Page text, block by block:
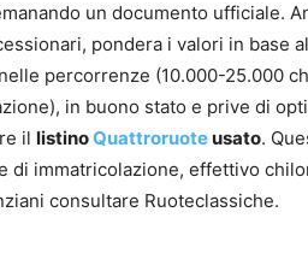
un documento ufficiale.
pondera i valori in base
percorrenze (10.000-25.000
in buono stato e prive di
il listinoQuattroruoteusato.
di immatricolazione, effettivo
consultare Ruoteclassiche.